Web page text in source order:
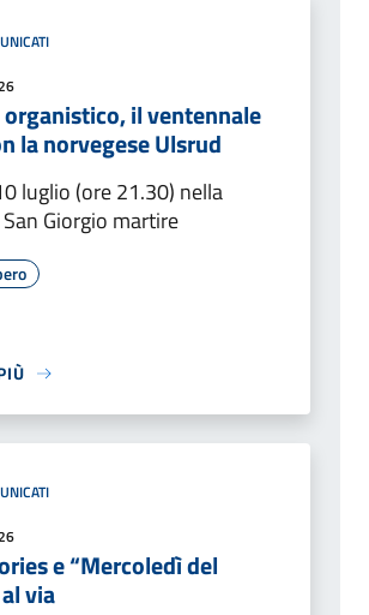
il ventennale
la norvegese Ulsrud
luglio (ore 21.30) nella
Giorgio martire
e “Mercoledì del
via